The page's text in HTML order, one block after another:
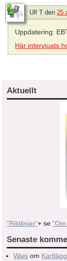
Ulf T den 25
Uppdatering:
Här intervjuats
Aktuellt
"Riktlinjer"+ se
Senaste
Wais om